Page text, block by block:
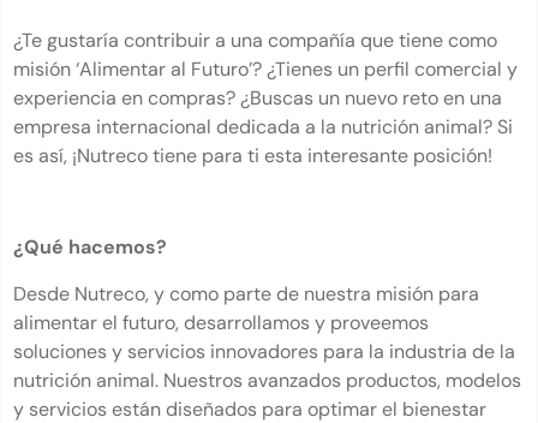
¿Te gustaría contribuir a una compañía que tiene como
misión ‘Alimentar al Futuro’? ¿Tienes un perfil comercial y
experiencia en compras? ¿Buscas un nuevo reto en una
empresa internacional dedicada a la nutrición animal? Si
es así, ¡Nutreco tiene para ti esta interesante posición!
¿Qué hacemos?
Desde Nutreco, y como parte de nuestra misión para
alimentar el futuro, desarrollamos y proveemos
soluciones y servicios innovadores para la industria de la
nutrición animal. Nuestros avanzados productos, modelos
y servicios están diseñados para optimar el bienestar